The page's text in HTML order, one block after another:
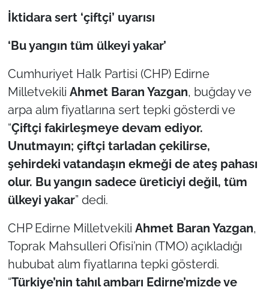
İktidara sert ‘çiftçi’ uyarısı
‘Bu yangın tüm ülkeyi yakar’
Cumhuriyet Halk Partisi (CHP) Edirne
Milletvekili Ahmet Baran Yazgan, buğday ve
arpa alım fiyatlarına sert tepki gösterdi ve
“Çiftçi fakirleşmeye devam ediyor.
Unutmayın; çiftçi tarladan çekilirse,
şehirdeki vatandaşın ekmeği de ateş pahası
olur. Bu yangın sadece üreticiyi değil, tüm
ülkeyi yakar” dedi.
CHP Edirne Milletvekili Ahmet Baran Yazgan,
Toprak Mahsulleri Ofisi’nin (TMO) açıkladığı
hububat alım fiyatlarına tepki gösterdi.
“Türkiye’nin tahıl ambarı Edirne’mizde ve
KIRKLARELİ
ÇANAKKALE
TÜRKİYE
Bölge
Güvenlik
Genel
Politika
Flaş Haber
Dış Haberler